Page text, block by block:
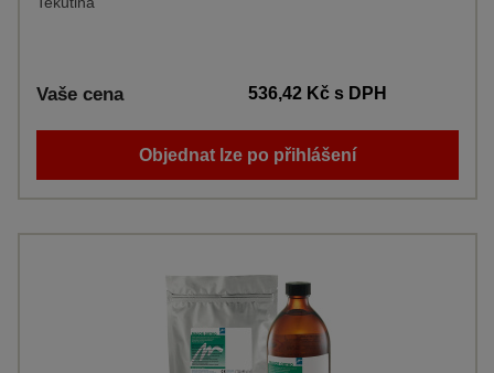
Vaše cena 536,42 Kčs DPH
Objednat lze po přihlášení